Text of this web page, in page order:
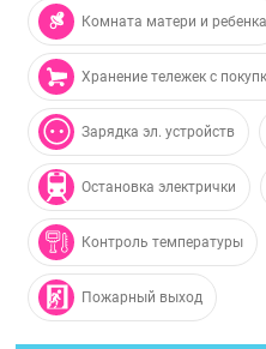
Комната матери и ребенка
Хранение тележек с
Зарядка эл. устройств
Остановка электрички
Контроль температуры
Пожарный выход